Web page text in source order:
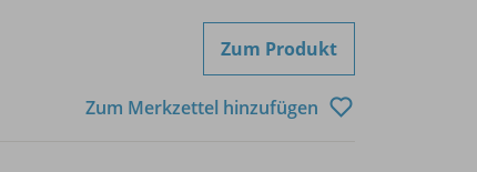
Zum Produkt
Zum Merkzettel hinzufügen